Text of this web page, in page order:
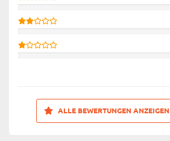
ALLE BEWERTUNGEN ANZEIGEN